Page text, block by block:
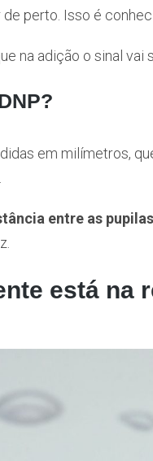
de perto. Isso é
na adição o sinal vai
em milímetros,
entre as pupilas
está na